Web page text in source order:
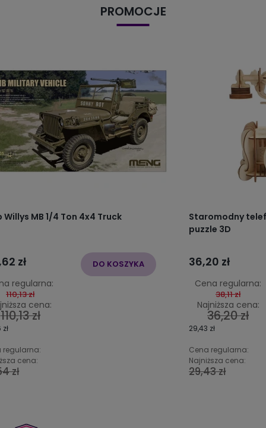
PROMOCJE
Willys MB 1/4 Ton 4x4 Truck
zł
regularna:
110,13 zł
cena:
110,13 zł
regularna:
cena:
zł
DO KOSZYKA
Staromodny
puzzle 3D
36,20 zł
Cena regularna:
38,11 zł
Najniższa cena:
36,20 zł
29,43 zł
Cena regularna:
Najniższa cena:
29,43 zł